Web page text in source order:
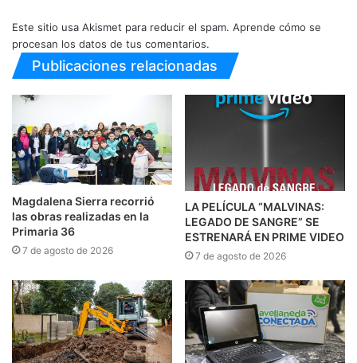
Este sitio usa Akismet para reducir el spam. Aprende cómo se
procesan los datos de tus comentarios.
Publicaciones relacionadas
Magdalena Sierra recorrió
las obras realizadas en la
Primaria 36
7 de agosto de 2026
LA PELÍCULA “MALVINAS:
LEGADO DE SANGRE” SE
ESTRENARÁ EN PRIME VIDEO
7 de agosto de 2026